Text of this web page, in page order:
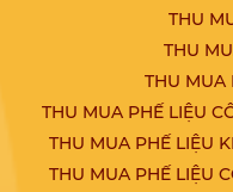
THU
THU
THU MUA
THU MUA PHẾ LIỆU
THU MUA PHẾ LIỆU
THU MUA PHẾ LIỆU